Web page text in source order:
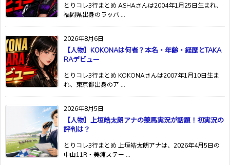
とりコレ3行まとめ ASHAさんは2004年1月25日生まれ、
福岡県出身のラッパ ...
2026年8月6日
【人物】KOKONAは何者？本名・年齢・経歴とTAKA
RAデビュー
とりコレ3行まとめ KOKONAさんは2007年1月10日生ま
れ、東京都出身のア ...
2026年8月5日
【人物】上垣皓太朗アナの競馬実況が話題！初実況の
評判は？
とりコレ3行まとめ 上垣皓太朗アナは、2026年4月5日の
中山11R・美浦ステー ...